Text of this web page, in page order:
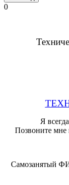
0
Я
Позвоните
Самозанятый